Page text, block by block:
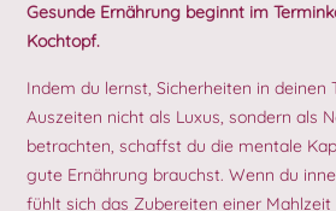
Gesunde Ernährung beginnt im
Kochtopf.
Indem du lernst, Sicherheiten in deinen
Auszeiten nicht als Luxus, sondern als
betrachten, schaffst du die mentale
gute Ernährung brauchst. Wenn du
fühlt sich das Zubereiten einer